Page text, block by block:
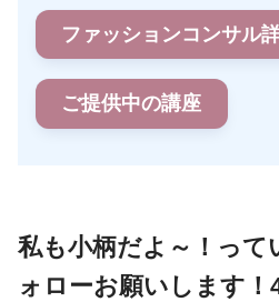
ファッションコンサル
ご提供中の講座
私も小柄だよ～！って
ォローお願いします！